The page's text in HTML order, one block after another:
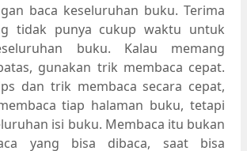
baca keseluruhan buku. Terima
tidak punya cukup waktu untuk
buku. Kalau memang
gunakan trik membaca cepat.
dan trik membaca secara cepat,
tiap halaman buku, tetapi
isi buku. Membaca itu bukan
yang bisa dibaca, saat bisa